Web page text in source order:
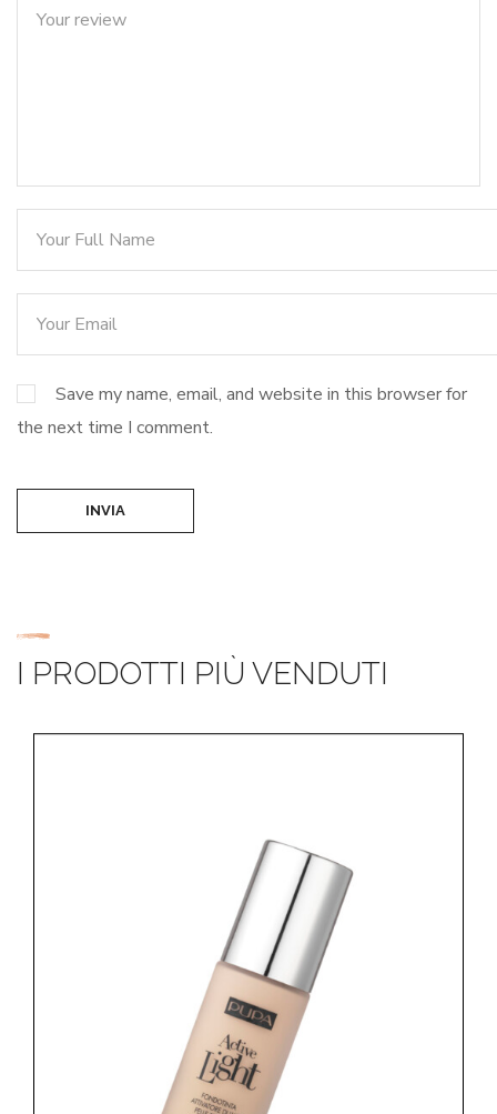
Save my name, email, and website in this browser for
the next time I comment.
INVIA
I PRODOTTI PIÙ VENDUTI